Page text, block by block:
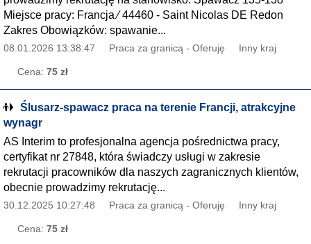
Miejsce pracy: Francja ∕ 44460 - Saint Nicolas DE Redon
Zakres Obowiązków: spawanie...
08.01.2026 13:38:47 Praca za granicą - Oferuję Inny kraj
Cena: 75 zł
Ślusarz-spawacz praca na terenie Francji, atrakcyjne
wynagr
AS Interim to profesjonalna agencja pośrednictwa pracy,
certyfikat nr 27848, która świadczy usługi w zakresie
rekrutacji pracowników dla naszych zagranicznych klientów,
obecnie prowadzimy rekrutację...
30.12.2025 10:27:48 Praca za granicą - Oferuję Inny kraj
Cena: 75 zł